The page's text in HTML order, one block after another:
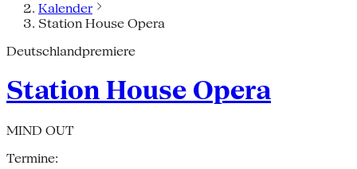
Kalender
Station House Opera
Deutschlandpremiere
Station House Opera
MIND OUT
Termine: